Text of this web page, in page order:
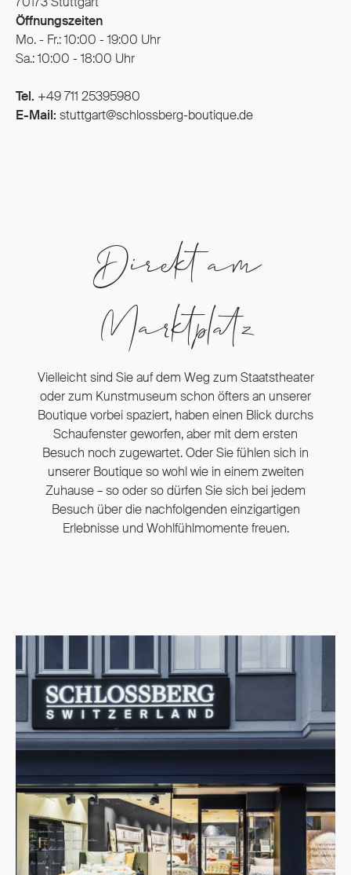
Öffnungszeiten
Mo. - Fr.: 10:00 - 19:00 Uhr
Sa.: 10:00 - 18:00 Uhr
Tel. +49 711 25395980
E-Mail: stuttgart@schlossberg-boutique.de
Direkt am
Marktplatz
Vielleicht sind Sie auf dem Weg zum Staatstheater
oder zum Kunstmuseum schon öfters an unserer
Boutique vorbei spaziert, haben einen Blick durchs
Schaufenster geworfen, aber mit dem ersten
Besuch noch zugewartet. Oder Sie fühlen sich in
unserer Boutique so wohl wie in einem zweiten
Zuhause – so oder so dürfen Sie sich bei jedem
Besuch über die nachfolgenden einzigartigen
Erlebnisse und Wohlfühlmomente freuen.